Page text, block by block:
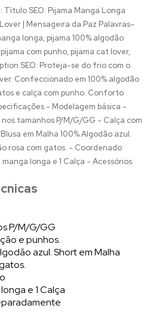
Título SEO: Pijama Manga Longa
| Mensageira da Paz Palavras-
longa, pijama 100% algodão
com punho, pijama cat lover,
SEO: Proteja-se do frio com o
Confeccionado em 100% algodão
e calça com punho. Conforto
- Modelagem básica -
tamanhos P/M/G/GG - Calça com
em Malha 100% Algodão azul.
rosa com gatos. - Coordenado
longa e 1 Calça - Acessórios
P/M/G/GG
e punhos.
azul. Short em Malha
e 1 Calça